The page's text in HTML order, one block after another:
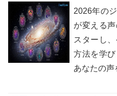
2026年の
が変える
スターし
方法を学
あなたの声